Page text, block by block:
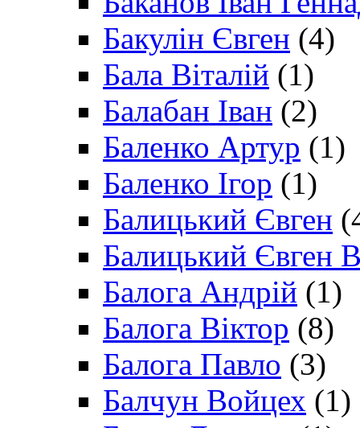
Бакулін Євген (4)
Бала Віталій (1)
Балабан Іван (2)
Баленко Артур (1)
Баленко Ігор (1)
Балицький Євген
Балицький Євген
Балога Андрій (1)
Балога Віктор (8)
Балога Павло (3)
Балчун Войцех (1)